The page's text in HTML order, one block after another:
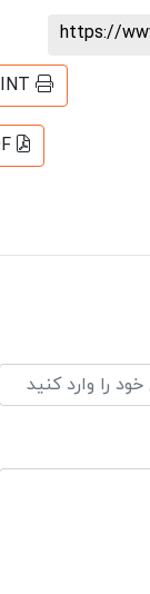
https://